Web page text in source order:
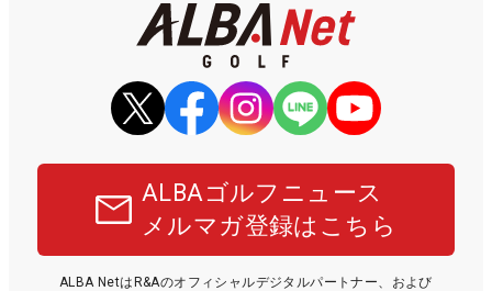
ALBAゴルフニュース
メルマガ登録はこちら
ALBA NetはR&Aのオフィシャルデジタルパートナー、および